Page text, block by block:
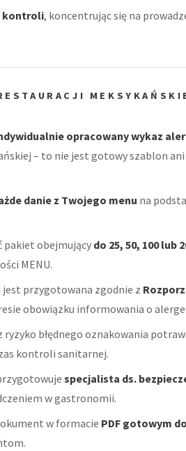
kontroli, koncentrując się na
opracowany wykaz
– to nie jest gotowy szablon
danie z Twojego menu na
pakiet obejmujący do 25, 50, 100 lub
MENU.
przygotowana zgodnie z
obowiązku informowania o
błędnego oznakowania
kontroli sanitarnej.
specjalista ds.
w gastronomii.
w formacie PDF gotowym